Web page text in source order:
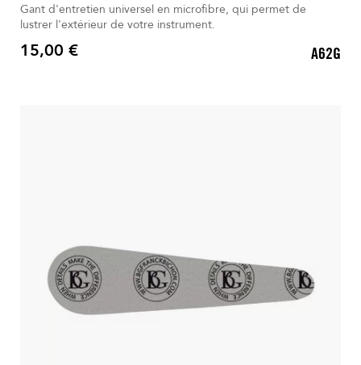
Gant d'entretien universel en microfibre, qui permet de
lustrer l'extérieur de votre instrument.
Prix
15,00 € A62G